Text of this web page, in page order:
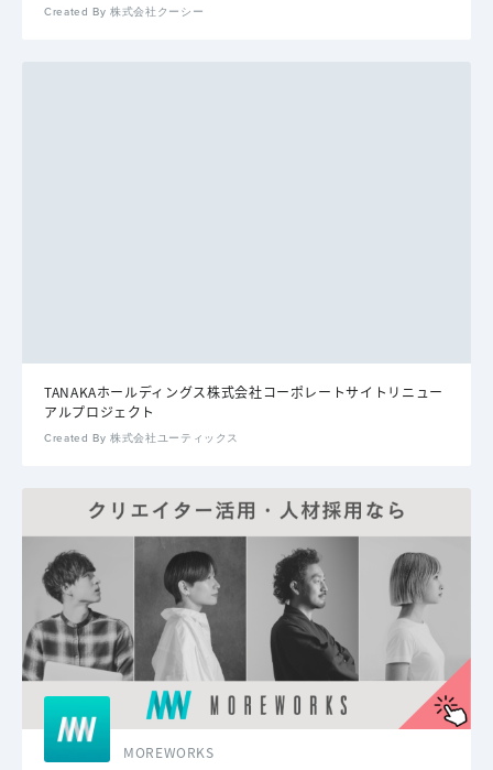
Created By 株式会社クーシー
TANAKAホールディングス株式会社コーポレートサイトリニュー
アルプロジェクト
Created By 株式会社ユーティックス
MOREWORKS